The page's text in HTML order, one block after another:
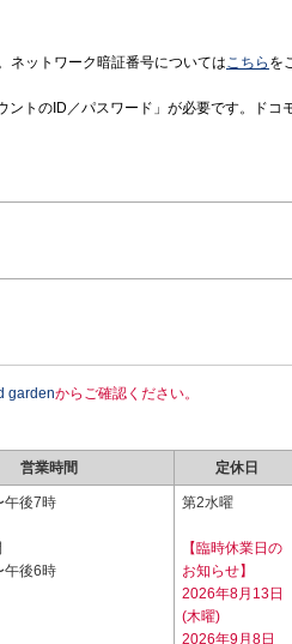
ネットワーク暗証番号についてはこちら を
ントのID／パスワード」が必要です。ドコ
gardenからご確認ください。
営業時間 定休日
午後7時
午後6時
第2水曜
【臨時休業日の
お知らせ】
2026年8月13日
(木曜)
2026年9月8日